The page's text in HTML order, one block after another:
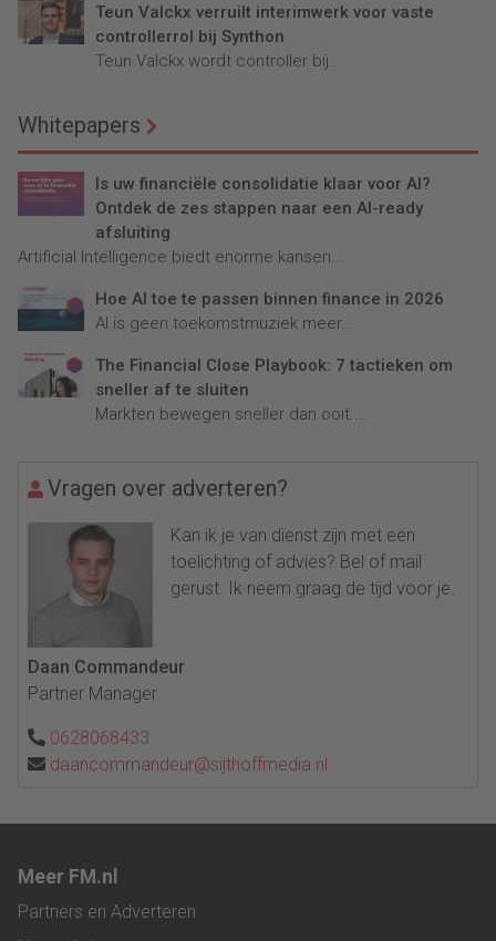
Teun Valckx verruilt interimwerk voor vaste
controllerrol bij Synthon
Teun Valckx wordt controller bij...
Whitepapers
Is uw financiële consolidatie klaar voor AI?
Ontdek de zes stappen naar een AI-ready
afsluiting
Artificial Intelligence biedt enorme kansen...
Hoe AI toe te passen binnen finance in 2026
AI is geen toekomstmuziek meer...
The Financial Close Playbook: 7 tactieken om
sneller af te sluiten
Markten bewegen sneller dan ooit....
Vragen over adverteren?
Kan ik je van dienst zijn met een
toelichting of advies? Bel of mail
gerust. Ik neem graag de tijd voor je.
Daan Commandeur
Partner Manager
0628068433
daancommandeur@sijthoffmedia.nl
Meer FM.nl
Partners en Adverteren